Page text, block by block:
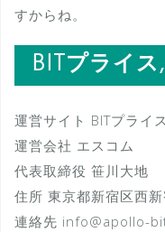
すからね。
BITプライス
運営サイト BITプライス
運営会社 エスコム
代表取締役 笹川大地
住所 東京都新宿区西新
連絡先 info@apollo-